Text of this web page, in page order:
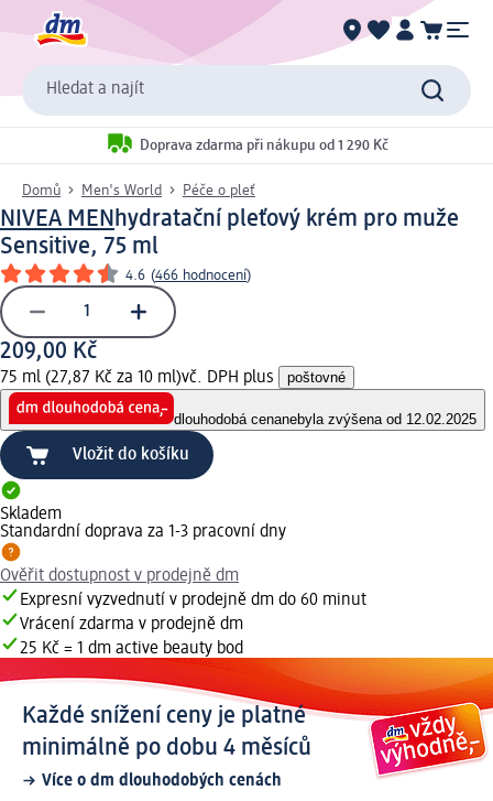
Hledat a najít
Doprava zdarma při nákupu od 1 290 Kč
Domů Men's World Péče o pleť
NIVEA MENhydratační pleťový krém pro muže
Sensitive, 75 ml
4.6 (466 hodnocení)
209,00 Kč
75 ml (27,87 Kč za 10 ml)vč. DPH plus poštovné
dlouhodobá cenanebyla zvýšena od 12.02.2025
Vložit do košíku
Skladem
Standardní doprava za 1-3 pracovní dny
Ověřit dostupnost v prodejně dm
Expresní vyzvednutí v prodejně dm do 60 minut
Vrácení zdarma v prodejně dm
25 Kč = 1 dm active beauty bod
Každé snížení ceny je platné
minimálně po dobu 4 měsíců
Více o dm dlouhodobých cenách